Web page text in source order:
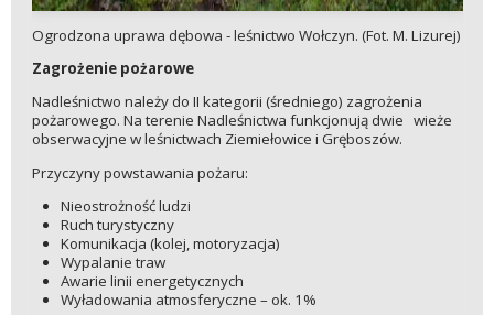
Ogrodzona uprawa dębowa - leśnictwo Wołczyn. (Fot. M. Lizurej)
Zagrożenie pożarowe
Nadleśnictwo należy do II kategorii (średniego) zagrożenia
pożarowego. Na terenie Nadleśnictwa funkcjonują dwie wieże
obserwacyjne w leśnictwach Ziemiełowice i Gręboszów.
Przyczyny powstawania pożaru:
Nieostrożność ludzi
Ruch turystyczny
Komunikacja (kolej, motoryzacja)
Wypalanie traw
Awarie linii energetycznych
Wyładowania atmosferyczne – ok. 1%